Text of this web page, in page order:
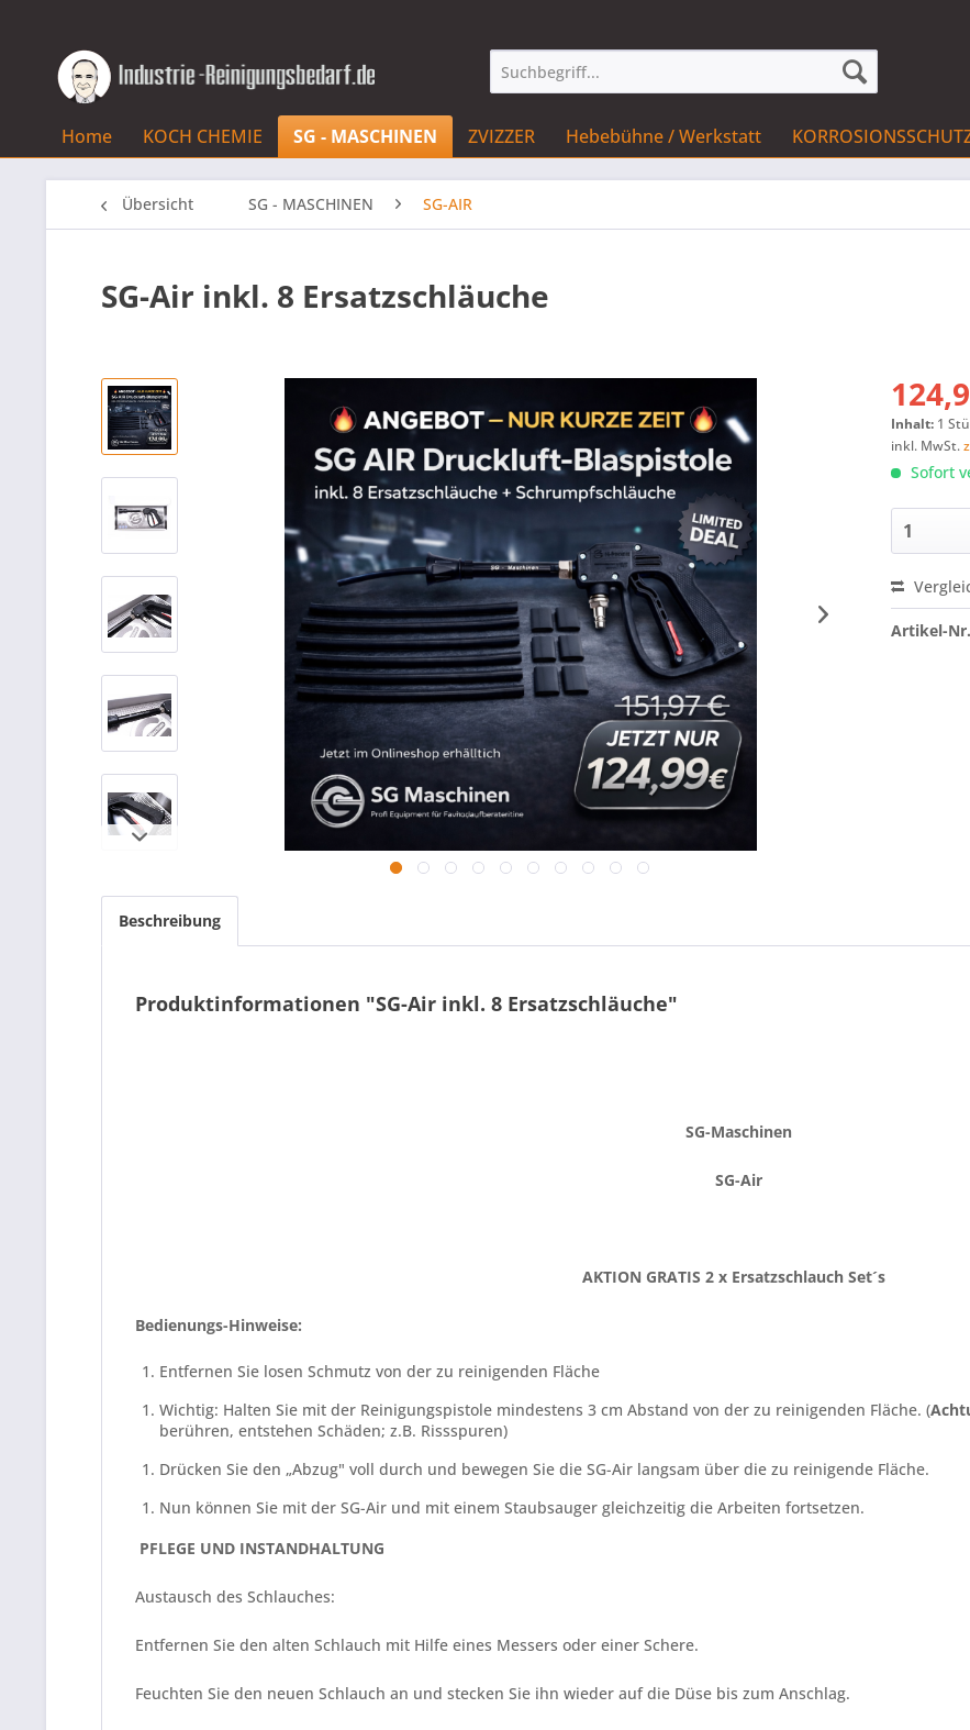
Home KOCH CHEMIE SG - MASCHINEN ZVIZZER Hebebühne / Werkstatt
Übersicht SG - MASCHINEN SG-AIR
SG-Air inkl. 8 Ersatzschläuche
Inhalt: 1
inkl. MwSt.
Sofort
Artikel-
Beschreibung
Produktinformationen "SG-Air inkl. 8 Ersatzschläuche"
SG-Maschinen
SG-Air
AKTION GRATIS 2 x Ersatzschlauch Set´s
Bedienungs-Hinweise:
Entfernen Sie losen Schmutz von der zu reinigenden Fläche
Wichtig: Halten Sie mit der Reinigungspistole mindestens 3 cm Abstand von der zu reinigenden Fläche. (
berühren, entstehen Schäden; z.B. Rissspuren)
Drücken Sie den „Abzug" voll durch und bewegen Sie die SG-Air langsam über die zu reinigende Fläche.
Nun können Sie mit der SG-Air und mit einem Staubsauger gleichzeitig die Arbeiten fortsetzen.
PFLEGE UND INSTANDHALTUNG
Austausch des Schlauches:
Entfernen Sie den alten Schlauch mit Hilfe eines Messers oder einer Schere.
Feuchten Sie den neuen Schlauch an und stecken Sie ihn wieder auf die Düse bis zum Anschlag.